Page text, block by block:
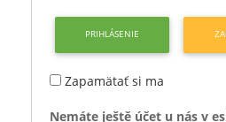
Zapamätať si ma
Nemáte ještě účet u nás v